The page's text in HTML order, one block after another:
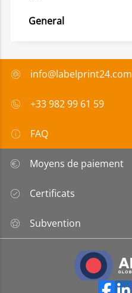
General
info@labelprint24.com
+33 982 99 61 59
FAQ
Moyens de paiement
Certificats
Subvention